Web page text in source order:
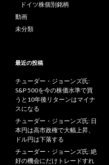
ドイツ株個別銘柄
動画
未分類
最近の投稿
チューダー・ジョーンズ氏:
S&P 500を今の株価水準で買
うと10年後リターンはマイナ
スになる
チューダー・ジョーンズ氏: 日
本円は高市政権で大幅上昇、
ドル円は下落する
チューダー・ジョーンズ氏: 絶
好の機会にだけトレードすれ